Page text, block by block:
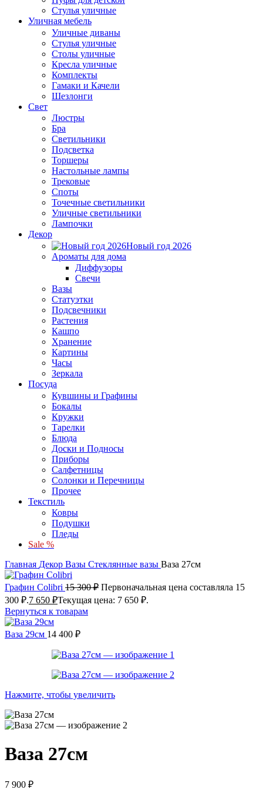
Стулья уличные
Уличная мебель
Уличные диваны
Стулья уличные
Столы уличные
Кресла уличные
Комплекты
Гамаки и Качели
Шезлонги
Свет
Люстры
Бра
Светильники
Подсветка
Торшеры
Настольные лампы
Трековые
Споты
Точечные светильники
Уличные светильники
Лампочки
Декор
Новый год 2026
Ароматы для дома
Диффузоры
Свечи
Вазы
Статуэтки
Подсвечники
Растения
Кашпо
Хранение
Картины
Часы
Зеркала
Посуда
Кувшины и Графины
Бокалы
Кружки
Тарелки
Блюда
Доски и Подносы
Приборы
Салфетницы
Солонки и Перечницы
Прочее
Текстиль
Ковры
Подушки
Пледы
Sale %
Главная Декор Вазы Стеклянные вазы Ваза 27см
Графин Colibri 15 300₽ Первоначальная цена составляла 15
300 ₽.7 650 ₽Текущая цена: 7 650 ₽.
Вернуться к товарам
Ваза 29см 14 400 ₽
Нажмите, чтобы увеличить
Ваза 27см
7 900 ₽